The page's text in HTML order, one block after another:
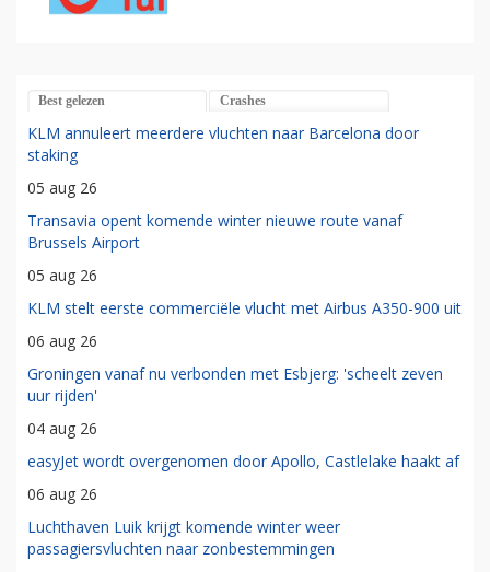
Best gelezen Crashes
KLM annuleert meerdere vluchten naar Barcelona door
staking
05 aug 26
Transavia opent komende winter nieuwe route vanaf
Brussels Airport
05 aug 26
KLM stelt eerste commerciële vlucht met Airbus A350-900 uit
06 aug 26
Groningen vanaf nu verbonden met Esbjerg: 'scheelt zeven
uur rijden'
04 aug 26
easyJet wordt overgenomen door Apollo, Castlelake haakt af
06 aug 26
Luchthaven Luik krijgt komende winter weer
passagiersvluchten naar zonbestemmingen